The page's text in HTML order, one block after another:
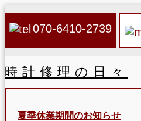
070-6410-2739
時計修理の日々
夏季休業期間のお知らせ